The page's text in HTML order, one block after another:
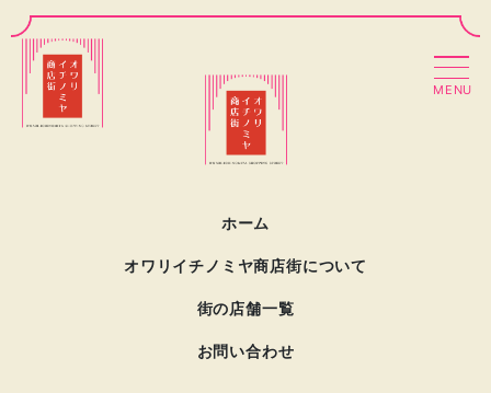
MENU
ホーム
オワリイチノミヤ商店街について
街の店舗一覧
お問い合わせ